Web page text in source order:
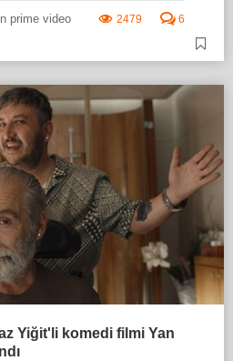
prime video 2479 6
Yiğit'li komedi filmi Yan